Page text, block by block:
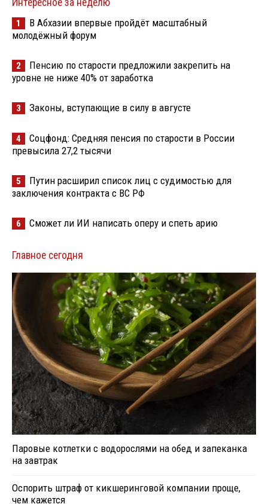
Интересное за неделю
1
В Абхазии впервые пройдёт масштабный
молодёжный форум
2
Пенсию по старости предложили закрепить на
уровне не ниже 40% от заработка
3 Законы, вступающие в силу в августе
4
Соцфонд: Средняя пенсия по старости в России
превысила 27,2 тысячи
5
Путин расширил список лиц с судимостью для
заключения контракта с ВС РФ
6 Сможет ли ИИ написать оперу и спеть арию
Главное сегодня
Паровые котлетки с водорослями на обед и запеканка
на завтрак
Оспорить штраф от кикшеринговой компании проще,
чем кажется